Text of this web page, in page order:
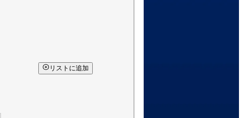
リストに追加